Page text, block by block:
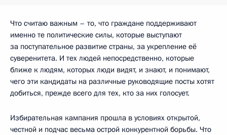
Что считаю важным – то, что граждане поддерживают
именно те политические силы, которые выступают
за поступательное развитие страны, за укрепление её
суверенитета. И тех людей непосредственно, которые
ближе к людям, которых люди видят, и знают, и понимают,
чего эти кандидаты на различные руководящие посты хотят
добиться, прежде всего для тех, кто за них голосует.
Избирательная кампания прошла в условиях открытой,
честной и подчас весьма острой конкурентной борьбы. Что